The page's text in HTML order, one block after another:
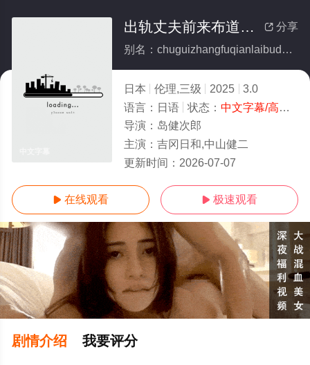
 分享
出轨丈夫前来布道却与朋友合拍
别名：chuguizhangfuqianlaibudaoqueyupengyouhepai
日本 伦理,三级 2025
3.0
语言： 日语 状态： 中文字幕/高清
导演： 岛健次郎
主演： 吉冈日和,中山健二
更新时间： 2026-07-07
 在线观看  极速观看
剧情介绍 我要评分